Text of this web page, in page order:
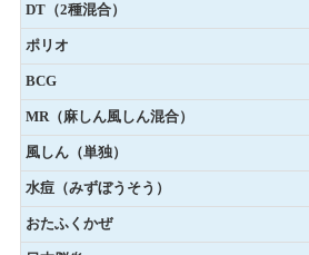
DT（2種混合）
ポリオ
BCG
MR（麻しん風しん混合）
風しん（単独）
水痘（みずぼうそう）
おたふくかぜ